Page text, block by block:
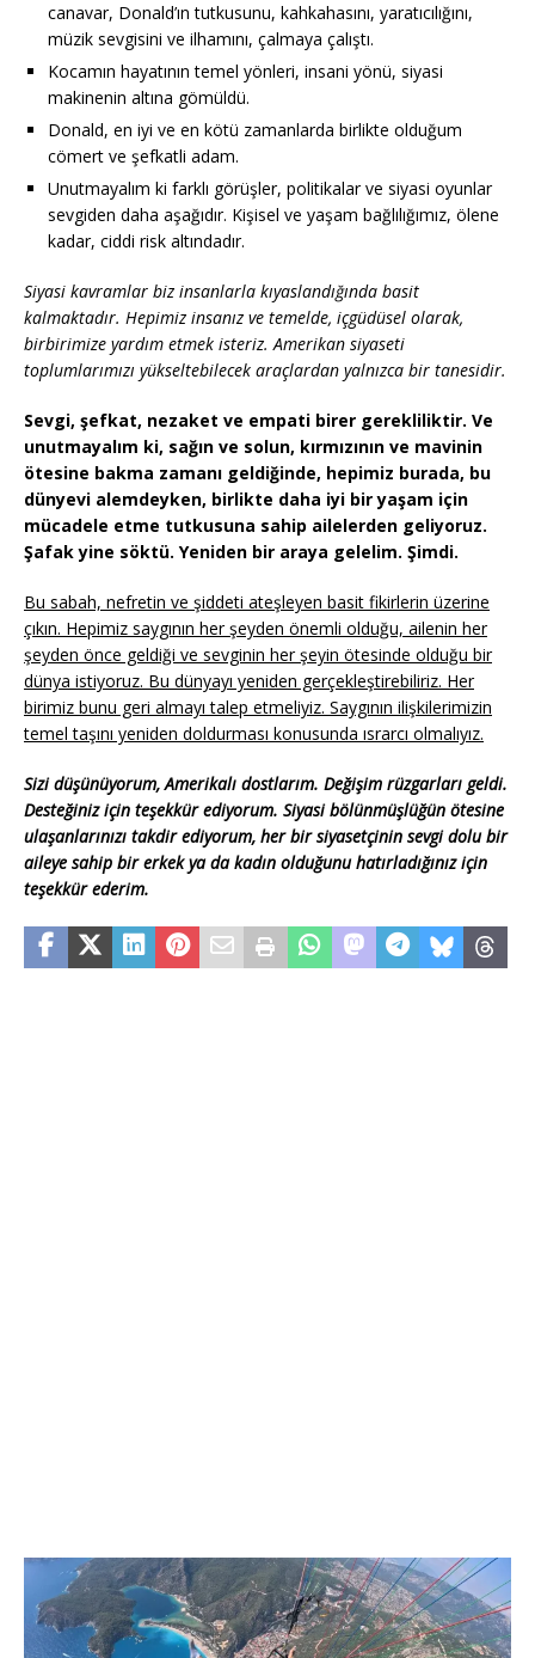
canavar, Donald’ın tutkusunu, kahkahasını, yaratıcılığını,
müzik sevgisini ve ilhamını, çalmaya çalıştı.
Kocamın hayatının temel yönleri, insani yönü, siyasi
makinenin altına gömüldü.
Donald, en iyi ve en kötü zamanlarda birlikte olduğum
cömert ve şefkatli adam.
Unutmayalım ki farklı görüşler, politikalar ve siyasi oyunlar
sevgiden daha aşağıdır. Kişisel ve yaşam bağlılığımız, ölene
kadar, ciddi risk altındadır.
Siyasi kavramlar biz insanlarla kıyaslandığında basit
kalmaktadır. Hepimiz insanız ve temelde, içgüdüsel olarak,
birbirimize yardım etmek isteriz. Amerikan siyaseti
toplumlarımızı yükseltebilecek araçlardan yalnızca bir tanesidir.
Sevgi, şefkat, nezaket ve empati birer gerekliliktir. Ve
unutmayalım ki, sağın ve solun, kırmızının ve mavinin
ötesine bakma zamanı geldiğinde, hepimiz burada, bu
dünyevi alemdeyken, birlikte daha iyi bir yaşam için
mücadele etme tutkusuna sahip ailelerden geliyoruz.
Şafak yine söktü. Yeniden bir araya gelelim. Şimdi.
Bu sabah, nefretin ve şiddeti ateşleyen basit fikirlerin üzerine
çıkın. Hepimiz saygının her şeyden önemli olduğu, ailenin her
şeyden önce geldiği ve sevginin her şeyin ötesinde olduğu bir
dünya istiyoruz. Bu dünyayı yeniden gerçekleştirebiliriz. Her
birimiz bunu geri almayı talep etmeliyiz. Saygının ilişkilerimizin
temel taşını yeniden doldurması konusunda ısrarcı olmalıyız.
Sizi düşünüyorum, Amerikalı dostlarım. Değişim rüzgarları geldi.
Desteğiniz için teşekkür ediyorum. Siyasi bölünmüşlüğün ötesine
ulaşanlarınızı takdir ediyorum, her bir siyasetçinin sevgi dolu bir
aileye sahip bir erkek ya da kadın olduğunu hatırladığınız için
teşekkür ederim.